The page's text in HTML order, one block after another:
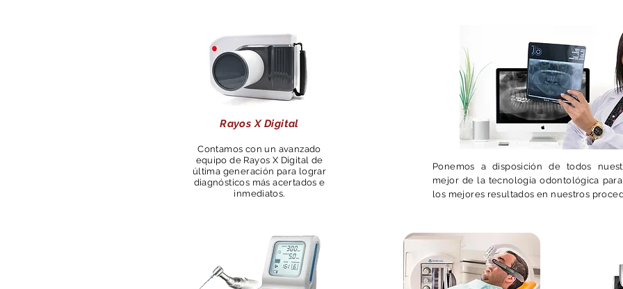
Rayos X Digital
Contamos con un avanzado
equipo de Rayos X Digital de
última generación para lograr
diagnósticos más acertados e
inmediatos.
Ponemos a disposición de todos
mejor de la tecnología odontológica
los mejores resultados en nuestros